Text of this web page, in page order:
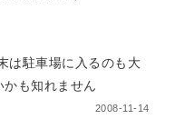
は駐車場に入るのも大
も知れません
2008-11-14